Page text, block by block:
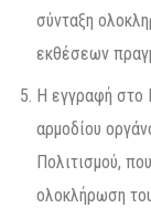
σύνταξη
εκθέσεων
Η εγγραφή στο
αρμοδίου
Πολιτισμού,
ολοκλήρωση